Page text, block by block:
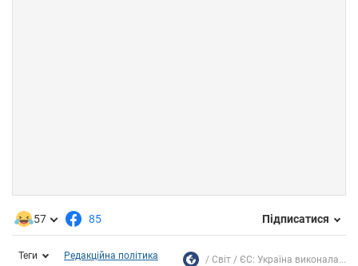
57 85 Підписатися
Теги Редакційна політика Світ ЄС: Україна виконала...